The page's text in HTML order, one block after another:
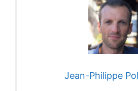
Jean-Philippe